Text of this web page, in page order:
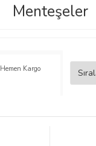
Menteşeler
Hemen Kargo